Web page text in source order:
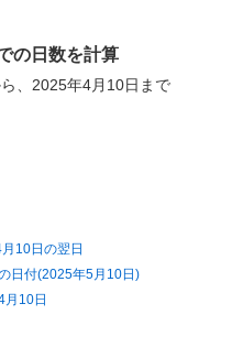
の日数を計算
、2025年4月10日まで
10日の翌日
日付(2025年5月10日)
月10日